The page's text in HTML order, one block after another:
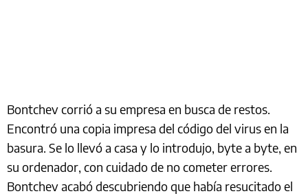
Bontchev corrió a su empresa en busca de restos.
Encontró una copia impresa del código del virus en la
basura. Se lo llevó a casa y lo introdujo, byte a byte, en
su ordenador, con cuidado de no cometer errores.
Bontchev acabó descubriendo que había resucitado el